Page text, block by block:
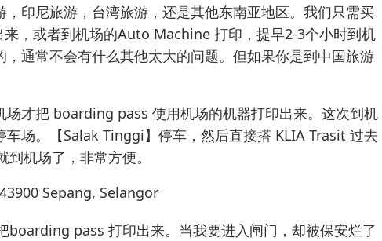
印尼旅游，台湾旅游，还是其他东南亚地区。我们只需买
，或者到机场的Auto Machine 打印，提早2-3个小时到机
通常不会有什么其他太大的问题。但如果你是到中国旅游
场才把 boarding pass 使用机场的机器打印出来。这次到机
场。【Salak Tinggi】停车，然后直接搭 KLIA Trasit 过去
机场了，非常方便。
Sepang, Selangor
boarding pass 打印出来。当我要进入闸门，却被保安烂了